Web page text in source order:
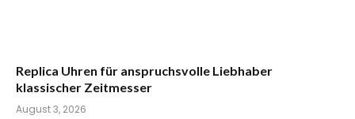
Replica Uhren für anspruchsvolle Liebhaber
klassischer Zeitmesser
August 3, 2026